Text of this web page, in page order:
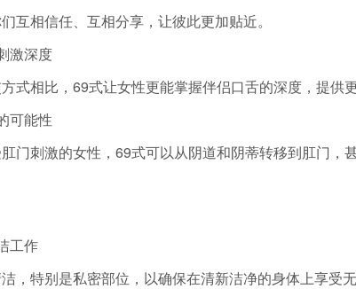
互相信任、互相分享，让彼此更加贴近。
激深度
式相比，69式让女性更能掌握伴侣口舌的深度，提供
可能性
门刺激的女性，69式可以从阴道和阴蒂转移到肛门，
工作
，特别是私密部位，以确保在清新洁净的身体上享受无